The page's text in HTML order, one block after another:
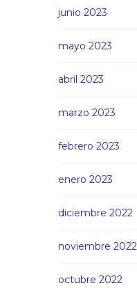
junio 2023
mayo 2023
abril 2023
marzo 2023
febrero 2023
enero 2023
diciembre 2022
noviembre 2022
octubre 2022